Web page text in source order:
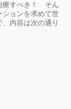
療すべき！ そん
ションを求めて世
内容は次の通り